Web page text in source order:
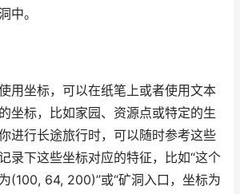
中。
用坐标，可以在纸笔上或者使用文本
坐标，比如家园、资源点或特定的生
进行长途旅行时，可以随时参考这些
录下这些坐标对应的特征，比如“这个
(100, 64, 200)”或“矿洞入口，坐标为